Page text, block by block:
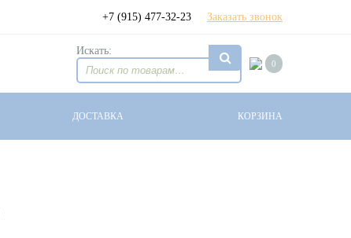
+7 (915) 477-32-23 Заказать звонок
Искать:
0
ДОСТАВКА КОРЗИНА